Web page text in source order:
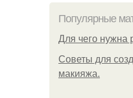
Популярные
Для чего нужна
Советы для
макияжа.